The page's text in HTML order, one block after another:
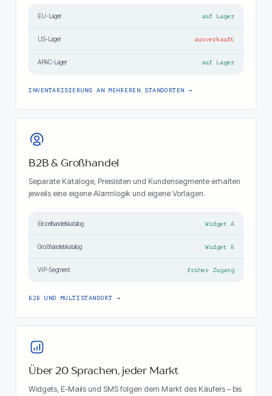
EU-Lager auf Lager
US-Lager ausverkauft
APAC-Lager auf Lager
INVENTARISIERUNG AN MEHREREN STANDORTEN
B2B & Großhandel
Separate Kataloge, Preislisten und Kundensegmente erhalten
jeweils eine eigene Alarmlogik und eigene Vorlagen.
Einzelhandelskatalog Widget A
Großhandelskatalog Widget B
VIP-Segment früher Zugang
B2B UND MULTISTANDORT
Über 20 Sprachen, jeder Markt
Widgets, E-Mails und SMS folgen dem Markt des Käufers – bis